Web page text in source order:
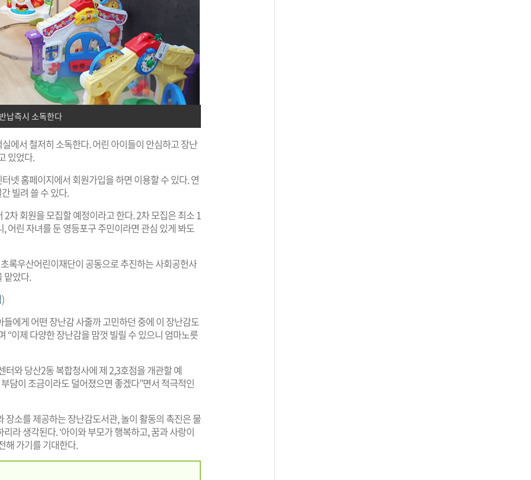
납즉시 소독한다
에서 철저히 소독한다. 어린 아이들이 안심하고 장난
있었다.
넷 홈페이지에서 회원가입을 하면 이용할 수 있다. 연
빌려 쓸 수 있다.
차 회원을 모집할 예정이라고 한다. 2차 모집은 최소 1
어린 자녀를 둔 영등포구 주민이라면 관심 있게 봐도
록우산어린이재단이 공동으로 추진하는 사회공헌사
맡았다.
)
에게 어떤 장난감 사줄까 고민하던 중에 이 장난감도
“이제 다양한 장난감을 맘껏 빌릴 수 있으니 엄마노릇
와 당산2동 복합청사에 제 2,3호점을 개관할 예
담이 조금이라도 덜어졌으면 좋겠다”면서 적극적인
소를 제공하는 장난감도서관, 놀이 활동의 촉진은 물
라 생각된다. ‘아이와 부모가 행복하고, 꿈과 사랑이
해 가기를 기대한다.